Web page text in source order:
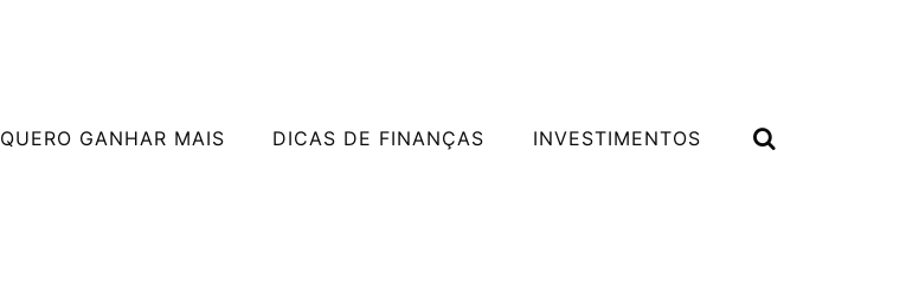
QUERO GANHAR MAIS DICAS DE FINANÇAS INVESTIMENTOS 